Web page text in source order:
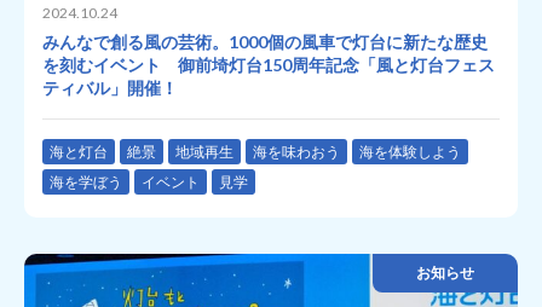
2024.10.24
みんなで創る風の芸術。1000個の風車で灯台に新たな歴史
を刻むイベント 御前埼灯台150周年記念「風と灯台フェス
ティバル」開催！
海と灯台 絶景 地域再生 海を味わおう
海を体験しよう
海を学ぼう
イベント 見学
お知らせ